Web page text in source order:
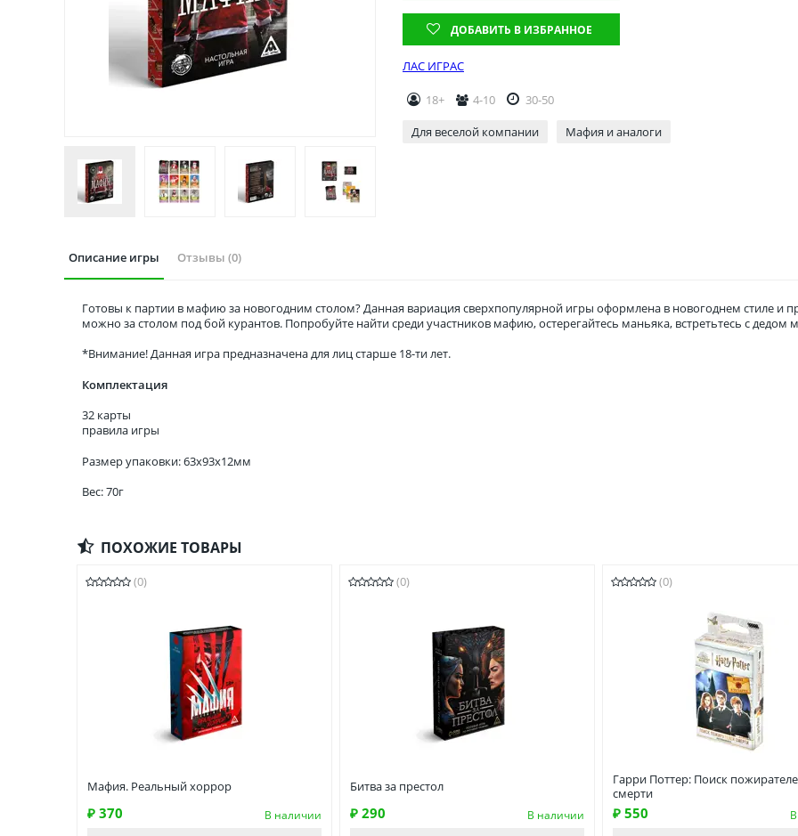
ДОБАВИТЬ В ИЗБРАННОЕ
ЛАС ИГРАС
18+ 4-10
30-50
Для веселой компании
Мафия и аналоги
Описание игры Отзывы (0)
Готовы к партии в мафию за новогодним столом? Данная вариация сверхпопулярной игры оформлена в новогоднем стиле и
можно за столом под бой курантов. Попробуйте найти среди участников мафию, остерегайтесь маньяка, встретьтесь с
*Внимание! Данная игра предназначена для лиц старше 18-ти лет.
Комплектация
32 карты
правила игры
Размер упаковки: 63x93x12мм
Вес: 70г
ПОХОЖИЕ ТОВАРЫ
(0)
Мафия. Реальный хоррор
₽ 370 В наличии
(0)
Битва за престол
₽ 290 В наличии
(0)
Гарри Поттер: Поиск
смерти
₽ 550